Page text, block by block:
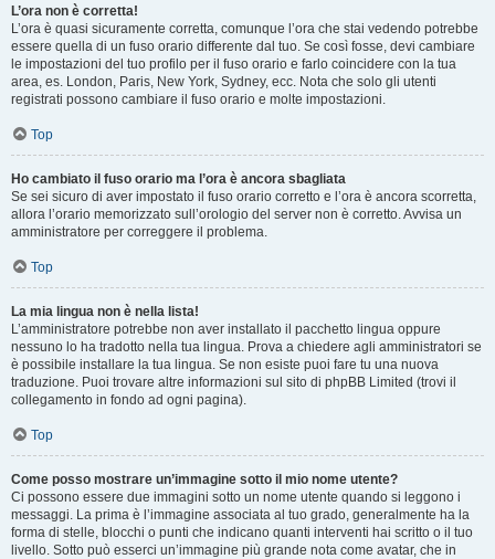
L’ora non è corretta!
L’ora è quasi sicuramente corretta, comunque l’ora che stai vedendo potrebbe
essere quella di un fuso orario differente dal tuo. Se così fosse, devi cambiare
le impostazioni del tuo profilo per il fuso orario e farlo coincidere con la tua
area, es. London, Paris, New York, Sydney, ecc. Nota che solo gli utenti
registrati possono cambiare il fuso orario e molte impostazioni.
Top
Ho cambiato il fuso orario ma l’ora è ancora sbagliata
Se sei sicuro di aver impostato il fuso orario corretto e l’ora è ancora scorretta,
allora l’orario memorizzato sull’orologio del server non è corretto. Avvisa un
amministratore per correggere il problema.
Top
La mia lingua non è nella lista!
L’amministratore potrebbe non aver installato il pacchetto lingua oppure
nessuno lo ha tradotto nella tua lingua. Prova a chiedere agli amministratori se
è possibile installare la tua lingua. Se non esiste puoi fare tu una nuova
traduzione. Puoi trovare altre informazioni sul sito di phpBB Limited (trovi il
collegamento in fondo ad ogni pagina).
Top
Come posso mostrare un’immagine sotto il mio nome utente?
Ci possono essere due immagini sotto un nome utente quando si leggono i
messaggi. La prima è l’immagine associata al tuo grado, generalmente ha la
forma di stelle, blocchi o punti che indicano quanti interventi hai scritto o il tuo
livello. Sotto può esserci un’immagine più grande nota come avatar, che in